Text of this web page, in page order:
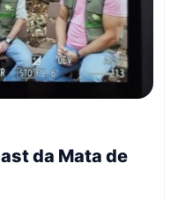
da Mata de